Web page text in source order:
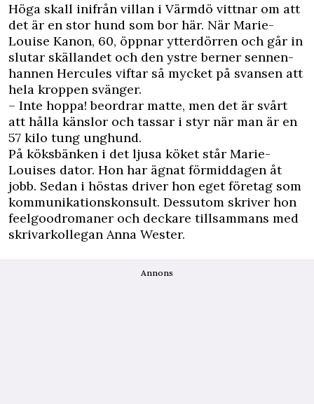
Höga skall inifrån villan i Värmdö vittnar om att
det är en stor hund som bor här. När Marie-
Louise Kanon, 60, öppnar ytterdörren och går in
slutar skällandet och den ystre berner sennen-
hannen Hercules viftar så mycket på svansen att
hela kroppen svänger.
– Inte hoppa! beordrar matte, men det är svårt
att hålla känslor och tassar i styr när man är en
57 kilo tung unghund.
På köksbänken i det ljusa köket står ­Marie-
Louises dator. Hon har ägnat förmiddagen åt
jobb. Sedan i höstas driver hon eget företag som
kommunikationskonsult. Dessutom skriver hon
feelgoodromaner och deckare tillsammans med
skrivarkollegan Anna Wester.
Annons